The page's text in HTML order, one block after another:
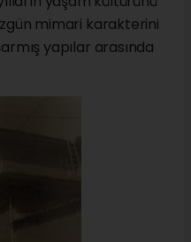
mimari karakterini
yapılar arasında